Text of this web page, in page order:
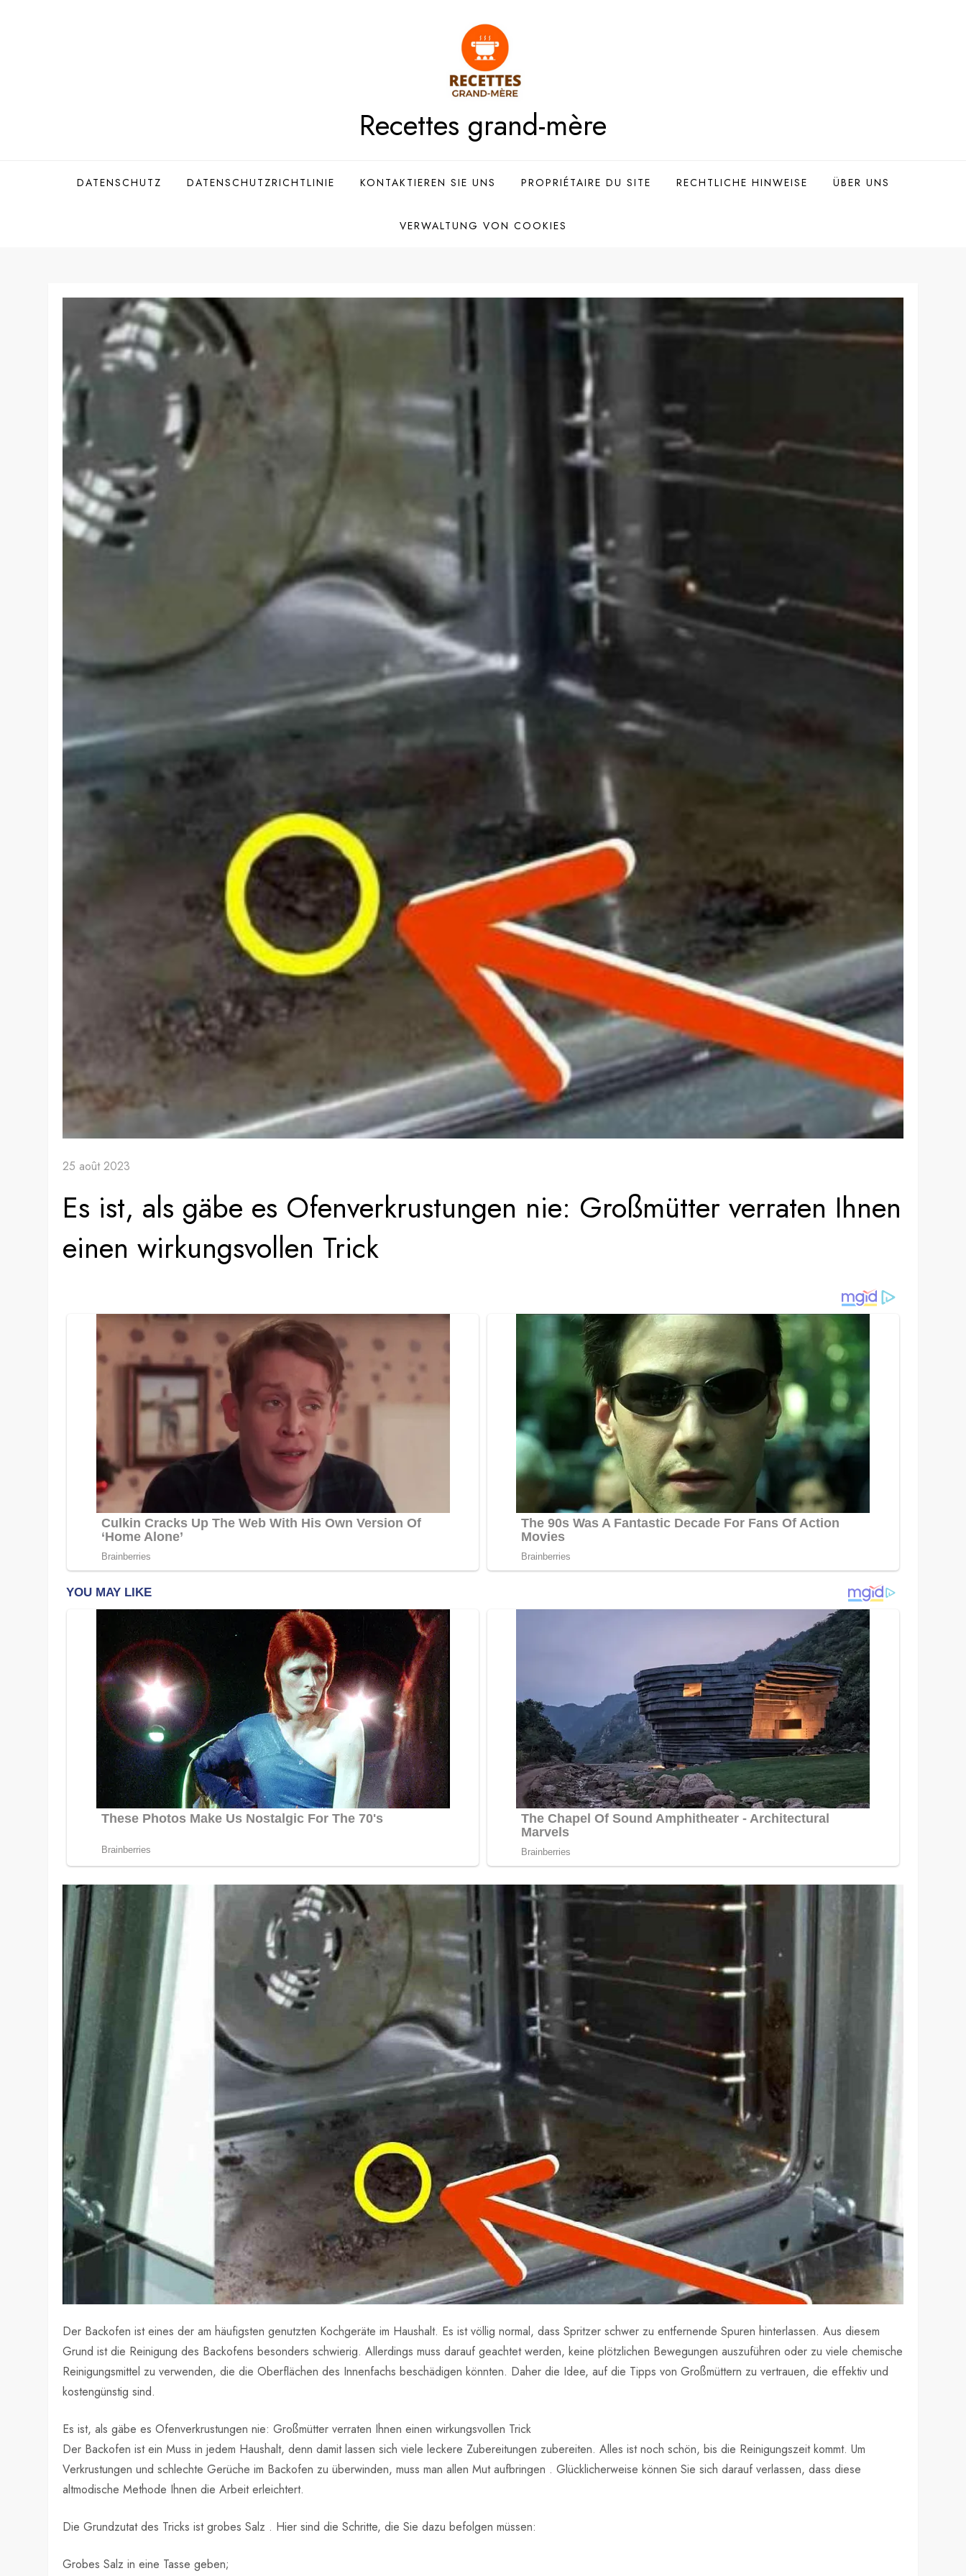
Recettes grand-mère
DATENSCHUTZ DATENSCHUTZRICHTLINIE KONTAKTIEREN SIE UNS PROPRIÉTAIRE DU SITE RECHTLICHE HINWEISE ÜBER UNS
VERWALTUNG VON COOKIES
25 août 2023
Es ist, als gäbe es Ofenverkrustungen nie: Großmütter verraten Ihnen
einen wirkungsvollen Trick
Der Backofen ist eines der am häufigsten genutzten Kochgeräte im Haushalt. Es ist völlig normal, dass Spritzer schwer zu entfernende Spuren hinterlassen. Aus diesem
Grund ist die Reinigung des Backofens besonders schwierig. Allerdings muss darauf geachtet werden, keine plötzlichen Bewegungen auszuführen oder zu viele chemische
Reinigungsmittel zu verwenden, die die Oberflächen des Innenfachs beschädigen könnten. Daher die Idee, auf die Tipps von Großmüttern zu vertrauen, die effektiv und
kostengünstig sind.
Es ist, als gäbe es Ofenverkrustungen nie: Großmütter verraten Ihnen einen wirkungsvollen Trick
Der Backofen ist ein Muss in jedem Haushalt, denn damit lassen sich viele leckere Zubereitungen zubereiten. Alles ist noch schön, bis die Reinigungszeit kommt. Um
Verkrustungen und schlechte Gerüche im Backofen zu überwinden, muss man allen Mut aufbringen . Glücklicherweise können Sie sich darauf verlassen, dass diese
altmodische Methode Ihnen die Arbeit erleichtert.
Die Grundzutat des Tricks ist grobes Salz . Hier sind die Schritte, die Sie dazu befolgen müssen:
Grobes Salz in eine Tasse geben;